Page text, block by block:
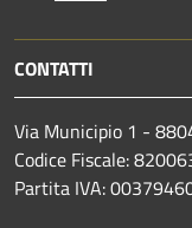
CONTATTI
Via Municipio 1 -
Codice Fiscale:
Partita IVA: